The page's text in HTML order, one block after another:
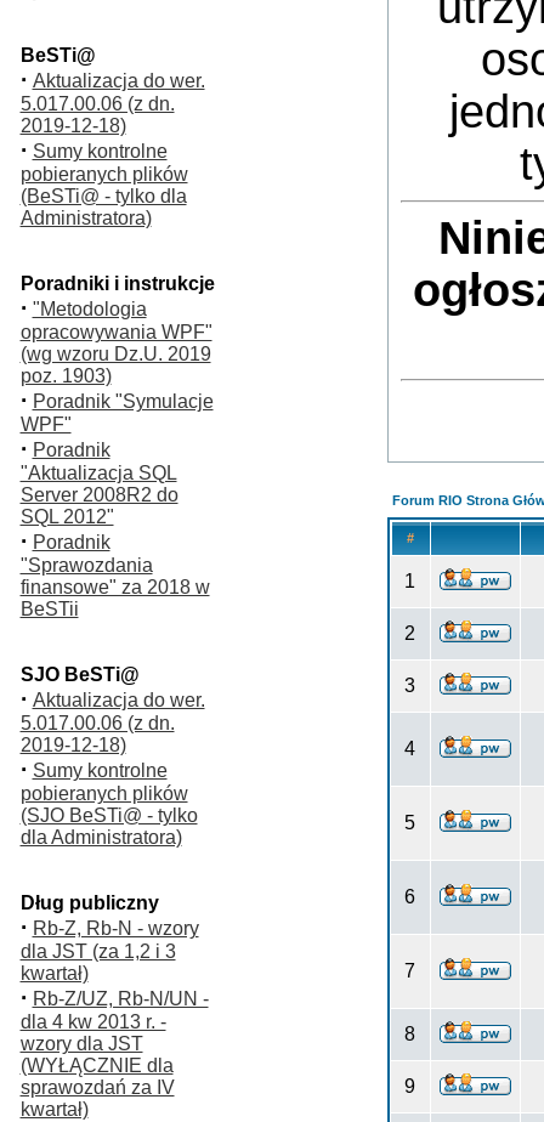
BeSTi@
· Aktualizacja do wer.
5.017.00.06 (z dn.
2019-12-18)
· Sumy kontrolne
pobieranych plików
(BeSTi@ - tylko dla
Administratora)
Poradniki i instrukcje
· "Metodologia
opracowywania WPF"
(wg wzoru Dz.U. 2019
poz. 1903)
· Poradnik "Symulacje
WPF"
· Poradnik
"Aktualizacja SQL
Server 2008R2 do
SQL 2012"
· Poradnik
"Sprawozdania
finansowe" za 2018 w
BeSTii
SJO BeSTi@
· Aktualizacja do wer.
5.017.00.06 (z dn.
2019-12-18)
· Sumy kontrolne
pobieranych plików
(SJO BeSTi@ - tylko
dla Administratora)
Dług publiczny
· Rb-Z, Rb-N - wzory
dla JST (za 1,2 i 3
kwartał)
· Rb-Z/UZ, Rb-N/UN -
dla 4 kw 2013 r. -
wzory dla JST
(WYŁĄCZNIE dla
sprawozdań za IV
kwartał)
Forum RIO Strona
#
1
2
3
4
5
6
7
8
9